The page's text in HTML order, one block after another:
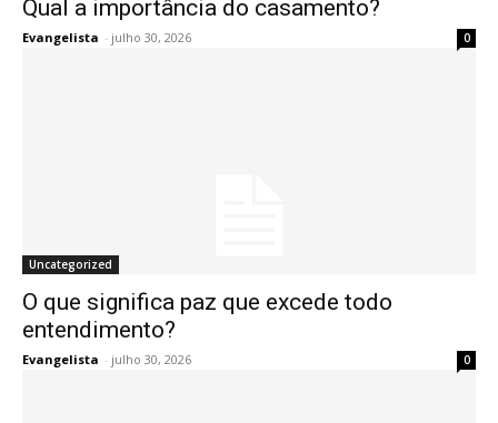
Qual a importância do casamento?
Evangelista - julho 30, 2026 0
Uncategorized
O que significa paz que excede todo
entendimento?
Evangelista - julho 30, 2026 0